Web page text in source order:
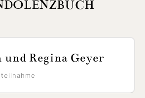
und Regina Geyer